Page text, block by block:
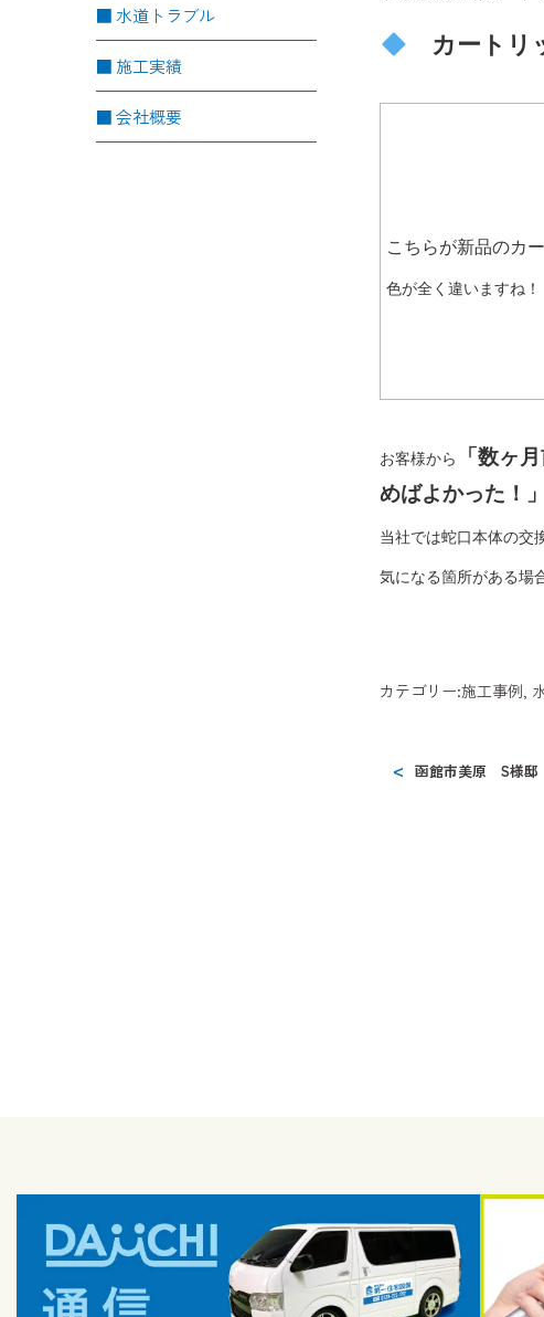
水道トラブル
施工実績
会社概要
カートリ
こちらが新品のカ
色が全く違いますね！
お客様から
「数ヶ
めばよかった！」
当社では蛇口本体の交
気になる箇所がある場
カテゴリー:施工事例,
函館市美原 S様邸